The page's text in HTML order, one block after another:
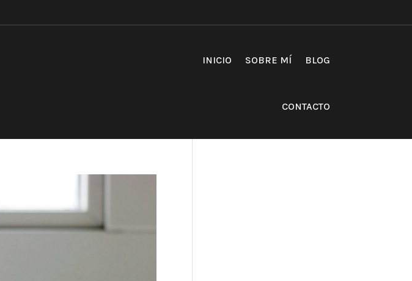
INICIO SOBRE MÍ BLOG
CONTACTO